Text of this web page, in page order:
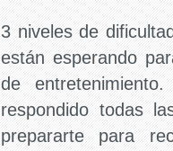
3 niveles de
están esperando
de
respondido todas
prepararte para